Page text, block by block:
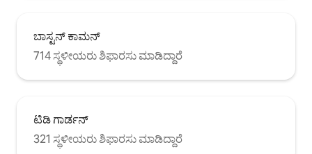
ಬಾಸ್ಟನ್ ಕಾಮನ್
714 ಸ್ಥಳೀಯರು ಶಿಫಾರಸು ಮಾಡಿದ್ದಾರೆ
ಟಿಡಿ ಗಾರ್ಡನ್
321 ಸ್ಥಳೀಯರು ಶಿಫಾರಸು ಮಾಡಿದ್ದಾರೆ